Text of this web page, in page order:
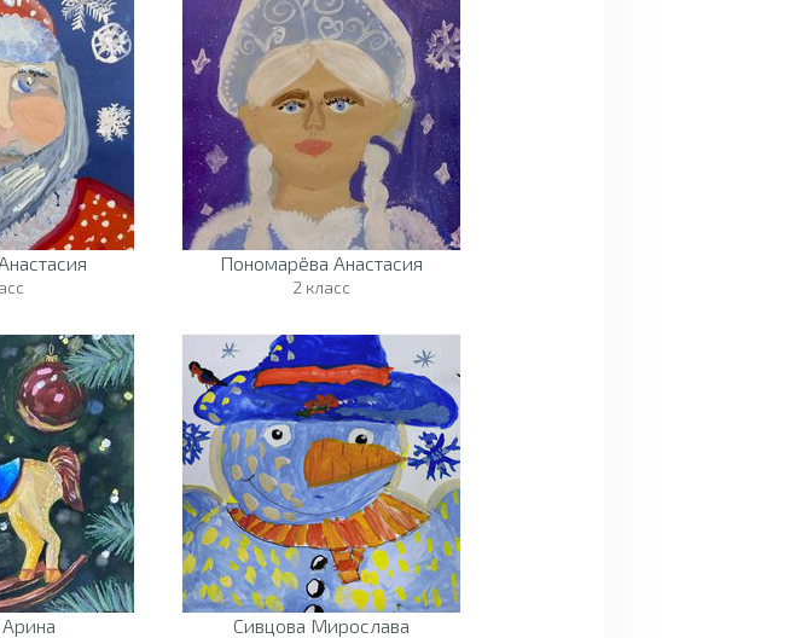
Пономарёва Анастасия
2 класс
Сивцова Мирослава